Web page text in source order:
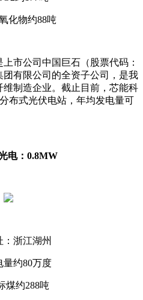
化物约88吨
市公司中国巨石（股票代码：
团有限公司的全资子公司，是我
制造企业。截止目前，芯能科
布式光伏电站，年均发电量可
电：0.8MW
：浙江湖州
量约80万度
煤约288吨